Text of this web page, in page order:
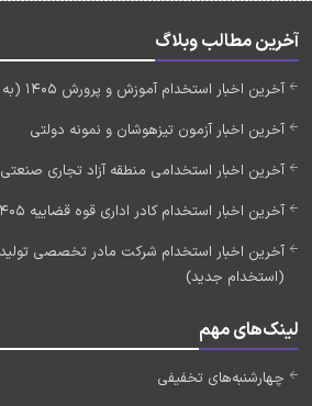
آخرین مطالب وبلاگ
آخرین اخبار استخدام آموزش و پرورش 1405 (به زودی)
آخرین اخبار آزمون تیزهوشان و نمونه دولتی
آخرین اخبار استخدامی منطقه آزاد تجاری صنعتی 1405
آخرین اخبار استخدام کادر اداری قوه قضاییه 1405 (به زودی)
(استخدام جدید)
لینک‌های مهم
چهارشنبه‌های تخفیفی